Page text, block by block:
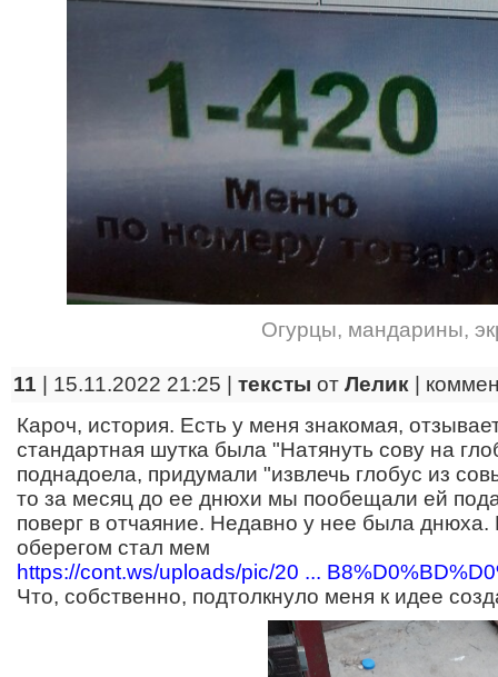
Огурцы, мандарины,
11 | 15.11.2022 21:25 | тексты от Лелик
Кароч, история. Есть у меня знакомая,
стандартная шутка была "Натянуть сову на
поднадоела, придумали "извлечь глобус из
то за месяц до ее днюхи мы пообещали ей
поверг в отчаяние. Недавно у нее была
оберегом стал мем
https://cont.ws/uploads/pic/20 ...
Что, собственно, подтолкнуло меня к идее